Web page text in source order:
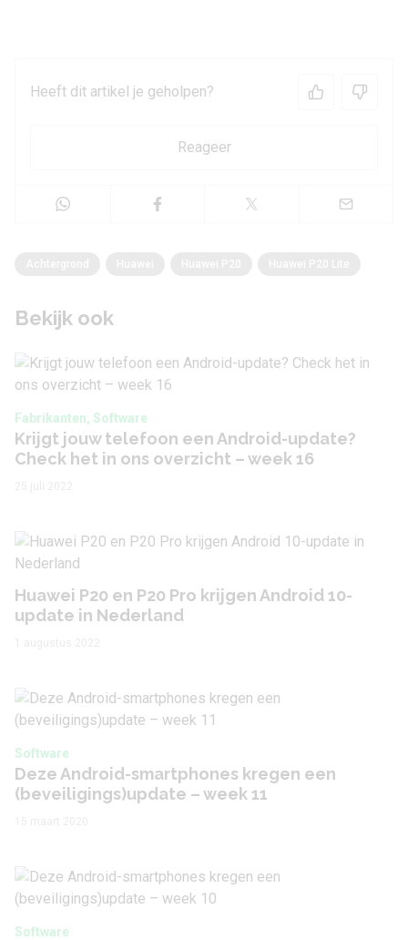
Heeft dit artikel je geholpen?
Reageer
Bekijk ook
Fabrikanten, Software
Krijgt jouw telefoon een Android-update?
Check het in ons overzicht – week 16
Huawei P20 en P20 Pro krijgen Android 10-
update in Nederland
Software
Deze Android-smartphones kregen een
(beveiligings)update – week 11
Software